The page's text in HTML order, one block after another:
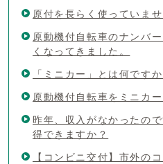
原付を長らく使っていま
原動機付自転車のナンバ
くなってきました。
「ミニカー」とは何ですか
原動機付自転車をミニカ
昨年、収入がなかったの
得できますか？
【コンビニ交付】市外の